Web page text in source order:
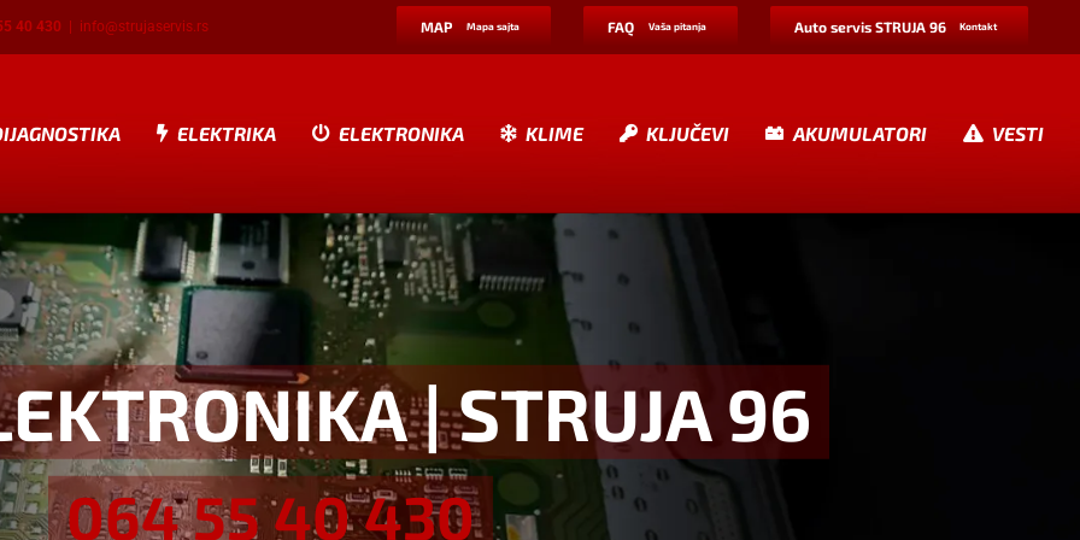
40 430 info@strujaservis.rs MAP Mapa sajta FAQ Vaša pitanja Auto servis STRUJA 96 Kontakt
ELEKTRIKA ELEKTRONIKA KLIME KLJUČEVI AKUMULATORI VESTI
| STRUJA 96
064 55 40 430